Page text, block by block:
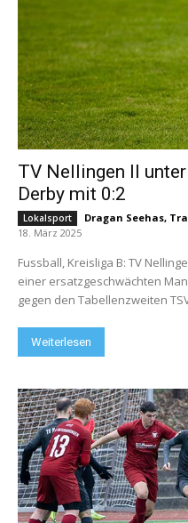
TV Nellingen II
Derby mit 0:2
Lokalsport Dragan Seehas,
18. März 2025
Fussball, Kreisliga B: TV
einer ersatzgeschwächten
gegen den Tabellenzweiten
Weiterlesen